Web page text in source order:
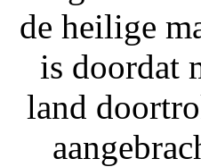
de heilige
is doordat
land